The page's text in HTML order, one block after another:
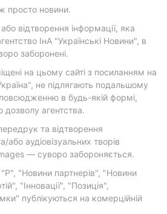
просто новини.
відтворення інформації, яка
ІнА "Українські Новини", в
заборонені.
на цьому сайті з посиланням на
не підлягають подальшому
в будь-якій формі,
дозволу агентства.
та відтворення
або аудіовізуальних творів
— суворо забороняється.
"Новини партнерів", "Новини
"Інновації", "Позиція",
публікуються на комерційній